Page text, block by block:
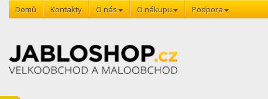
Domů Kontakty O nás O nákupu Podpora